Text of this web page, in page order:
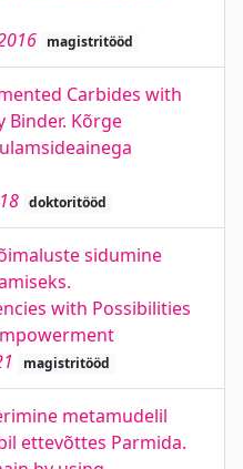
magistritööd
Carbides with
Binder. Kõrge
doktoritööd
sidumine
with Possibilities
magistritööd
metamudelil
ettevõttes Parmida.